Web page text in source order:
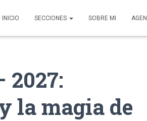
INICIO SECCIONES SOBRE MI
2027:
la magia de